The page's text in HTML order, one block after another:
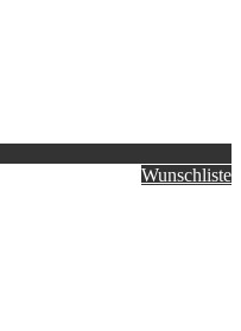
Wunschliste